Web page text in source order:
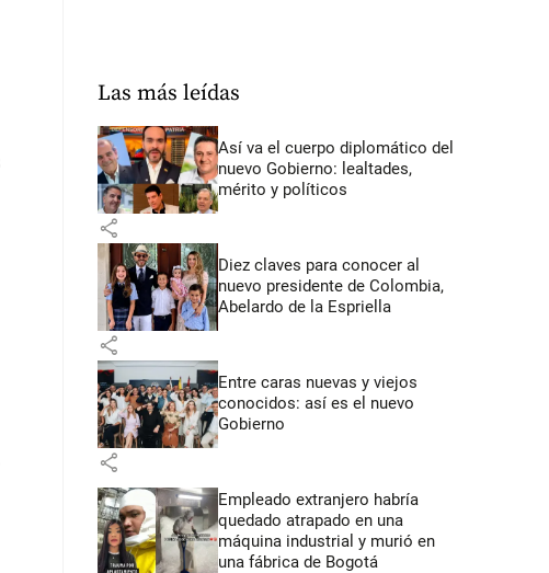
Las más leídas
Así va el cuerpo diplomático del
nuevo Gobierno: lealtades,
mérito y políticos
share
Diez claves para conocer al
nuevo presidente de Colombia,
Abelardo de la Espriella
share
Entre caras nuevas y viejos
conocidos: así es el nuevo
Gobierno
share
Empleado extranjero habría
quedado atrapado en una
máquina industrial y murió en
una fábrica de Bogotá